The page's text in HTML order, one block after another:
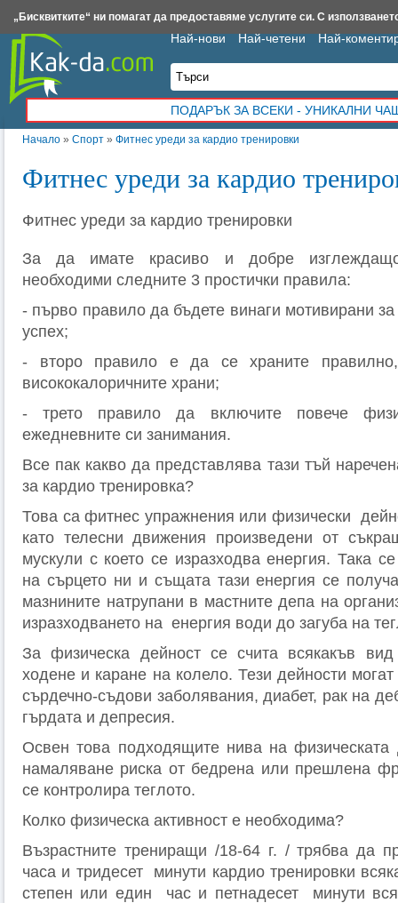
Начало » Спорт » Фитнес уреди за кардио тренировки
Фитнес уреди за кардио
Фитнес уреди за кардио тренировки
За да имате красиво и добре
необходими следните 3 простички правила:
- първо правило да бъдете винаги мотивирани
успех;
- второ правило е да се храните правилно,
висококалоричните храни;
- трето правило да включите повече
ежедневните си занимания.
Все пак какво да представлява тази тъй
за кардио тренировка?
Това са фитнес упражнения или физически
като телесни движения произведени от
мускули с което се изразходва енергия. Така
на сърцето ни и същата тази енергия се
мазнините натрупани в мастните депа на
изразходването на енергия води до загуба на
За физическа дейност се счита всякакъв вид
ходене и каране на колело. Тези дейности
сърдечно-съдови заболявания, диабет, рак на
гърдата и депресия.
Освен това подходящите нива на физическата
намаляване риска от бедрена или прешлена
се контролира теглото.
Колко физическа активност е необходима?
Възрастните трениращи /18-64 г. / трябва да
часа и тридесет минути кардио тренировки
степен или един час и петнадесет минути
Най-нови Най-четени Най-
ПОДАРЪК ЗА ВСЕКИ - УНИКАЛНИ
Insert.bg Framar.bg Kak-da.com Iztochnik.com BauBau.bg NewAge.bg
„Бисквитките“ ни помагат да предоставяме услугите си. С